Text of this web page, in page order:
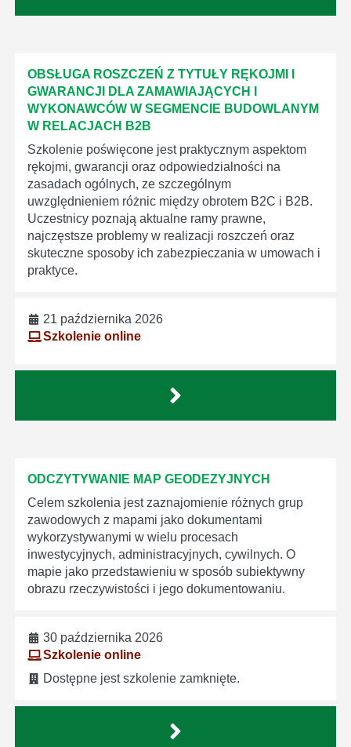
OBSŁUGA ROSZCZEŃ Z TYTUŁY RĘKOJMI I
GWARANCJI DLA ZAMAWIAJĄCYCH I
WYKONAWCÓW W SEGMENCIE BUDOWLANYM
W RELACJACH B2B
Szkolenie poświęcone jest praktycznym aspektom
rękojmi, gwarancji oraz odpowiedzialności na
zasadach ogólnych, ze szczególnym
uwzględnieniem różnic między obrotem B2C i B2B.
Uczestnicy poznają aktualne ramy prawne,
najczęstsze problemy w realizacji roszczeń oraz
skuteczne sposoby ich zabezpieczania w umowach i
praktyce.
21 października 2026
Szkolenie online
ODCZYTYWANIE MAP GEODEZYJNYCH
Celem szkolenia jest zaznajomienie różnych grup
zawodowych z mapami jako dokumentami
wykorzystywanymi w wielu procesach
inwestycyjnych, administracyjnych, cywilnych. O
mapie jako przedstawieniu w sposób subiektywny
obrazu rzeczywistości i jego dokumentowaniu.
30 października 2026
Szkolenie online
Dostępne jest szkolenie zamknięte.